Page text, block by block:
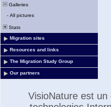
Galleries
- All pictures
Stats
Migration sites
Resources and links
The Migration Study Group
Our partners
VisioNature est